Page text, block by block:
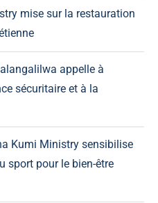
mise sur la restauration
appelle à
sécuritaire et à la
Kumi Ministry sensibilise
sport pour le bien-être